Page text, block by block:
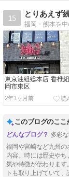
15
とりあえず
東京油組総本店 香椎
岡市東区
2年1ヶ月前
このブログのここ
多彩
福岡や宮崎など九州
内容。時には歴史や
気や特徴が伝わります
トも取り上げていて